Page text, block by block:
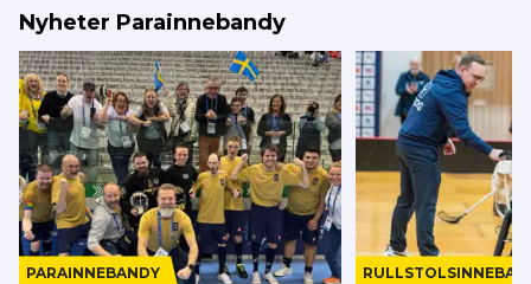
Nyheter Parainnebandy
PARA­INNEBANDY